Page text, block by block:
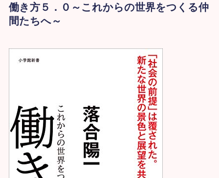
働き方５．０～これからの世界をつくる仲
間たちへ～